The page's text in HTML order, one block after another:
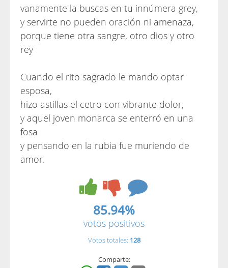
vanamente la buscas en tu innúmera grey,
y servirte no pueden oración ni amenaza,
porque tiene otra sangre, otro dios y otro
rey
Cuando el rito sagrado le mando optar
esposa,
hizo astillas el cetro con vibrante dolor,
y aquel joven monarca se enterró en una
fosa
y pensando en la rubia fue muriendo de
amor.
85.94%
votos positivos
Votos totales: 128
Comparte: